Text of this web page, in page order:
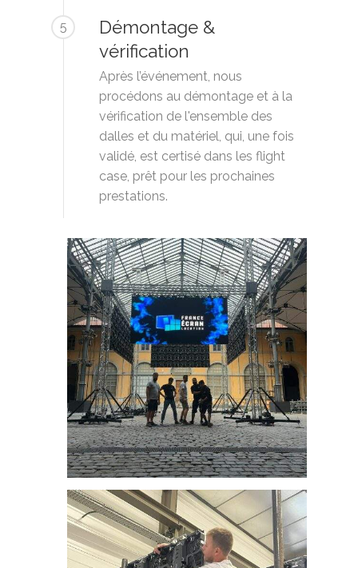
5
Démontage &
vérification
Après l’événement, nous
procédons au démontage et à la
vérification de l'ensemble des
dalles et du matériel, qui, une fois
validé, est certisé dans les flight
case, prêt pour les prochaines
prestations.